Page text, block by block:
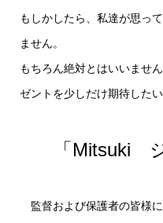
もしかしたら、私達が思っ
ません。
もちろん絶対とはいいません
ゼントを少しだけ期待した
「Mitsuki
監督および保護者の皆様